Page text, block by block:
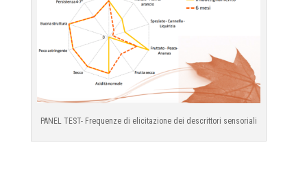
PANEL TEST- Frequenze di elicitazione dei descrittori sensoriali